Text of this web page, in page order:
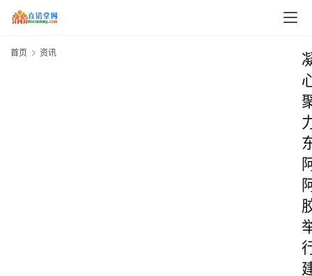
首页 资讯